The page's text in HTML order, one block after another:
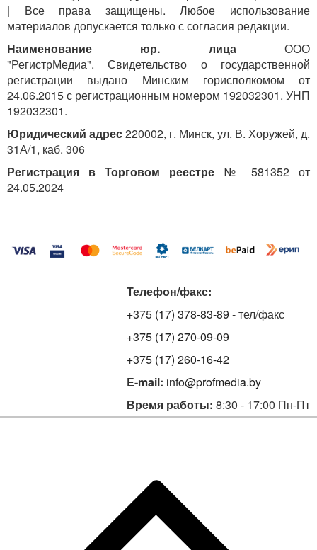
| Все права защищены. Любое использование
материалов допускается только с согласия редакции.
Наименование юр. лицаООО
"РегистрМедиа". Свидетельство о государственной
регистрации выдано Минским горисполкомом от
24.06.2015 с регистрационным номером 192032301. УНП
192032301.
Юридический адрес220002, г. Минск, ул. В. Хоружей, д.
31А/1, каб. 306
Регистрация в Торговом реестре № 581352 от
24.05.2024
Телефон/факс:
+375 (17) 378-83-89 - тел/факс
+375 (17) 270-09-09
+375 (17) 260-16-42
E-mail: info@profmedia.by
Время работы: 8:30 - 17:00 Пн-Пт